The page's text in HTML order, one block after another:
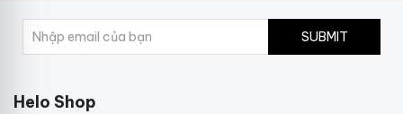
SUBMIT
Helo Shop